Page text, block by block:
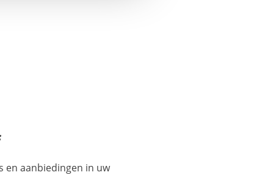
en aanbiedingen in uw